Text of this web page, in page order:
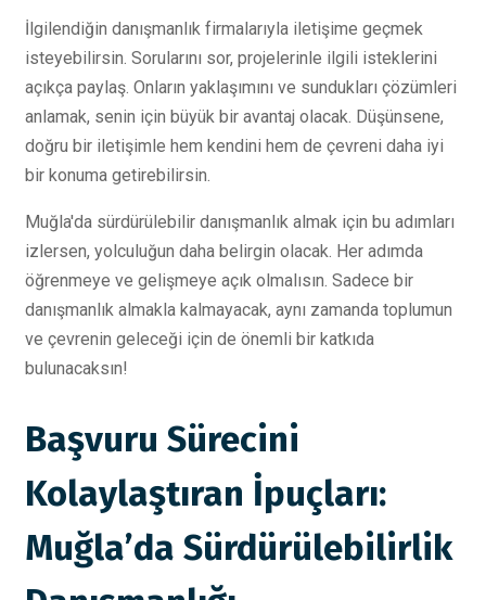
İlgilendiğin danışmanlık firmalarıyla iletişime geçmek
isteyebilirsin. Sorularını sor, projelerinle ilgili isteklerini
açıkça paylaş. Onların yaklaşımını ve sundukları çözümleri
anlamak, senin için büyük bir avantaj olacak. Düşünsene,
doğru bir iletişimle hem kendini hem de çevreni daha iyi
bir konuma getirebilirsin.
Muğla'da sürdürülebilir danışmanlık almak için bu adımları
izlersen, yolculuğun daha belirgin olacak. Her adımda
öğrenmeye ve gelişmeye açık olmalısın. Sadece bir
danışmanlık almakla kalmayacak, aynı zamanda toplumun
ve çevrenin geleceği için de önemli bir katkıda
bulunacaksın!
Başvuru Sürecini
Kolaylaştıran İpuçları:
Muğla’da Sürdürülebilirlik